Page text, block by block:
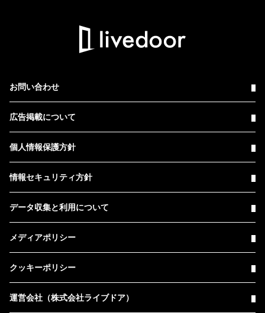
お問い合わせ
広告掲載について
個人情報保護方針
情報セキュリティ方針
データ収集と利用について
メディアポリシー
クッキーポリシー
運営会社（株式会社ライブドア）